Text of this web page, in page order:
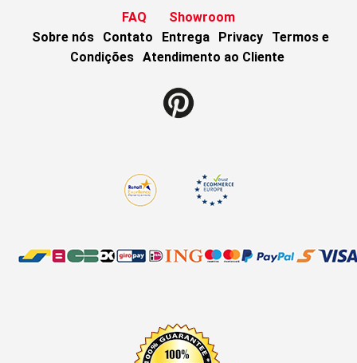
FAQ
Showroom
Sobre nós
Contato Entrega Privacy
Termos e
Condições
Atendimento ao Cliente